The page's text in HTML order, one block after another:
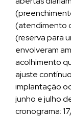
(atendimento
(reserva para
envolveram
acolhimento
ajuste
implantação
junho e julho
cronograma: